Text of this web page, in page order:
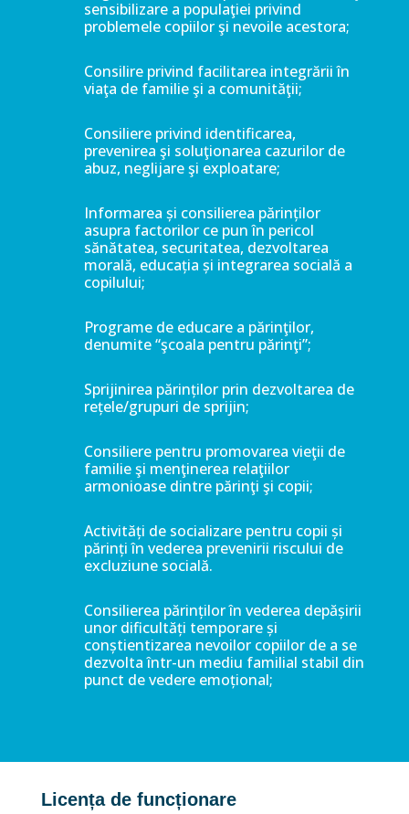
sensibilizare a populaţiei privind
problemele copiilor şi nevoile acestora;
Consilire privind facilitarea integrării în
viaţa de familie şi a comunităţii;
Consiliere privind identificarea,
prevenirea şi soluţionarea cazurilor de
abuz, neglijare şi exploatare;
Informarea și consilierea părinților
asupra factorilor ce pun în pericol
sănătatea, securitatea, dezvoltarea
morală, educația și integrarea socială a
copilului;
Programe de educare a părinţilor,
denumite “şcoala pentru părinţi”;
Sprijinirea părinților prin dezvoltarea de
rețele/grupuri de sprijin;
Consiliere pentru promovarea vieţii de
familie şi menţinerea relaţiilor
armonioase dintre părinţi şi copii;
Activități de socializare pentru copii și
părinți în vederea prevenirii riscului de
excluziune socială.
Consilierea părinților în vederea depășirii
unor dificultăți temporare și
conștientizarea nevoilor copiilor de a se
dezvolta într-un mediu familial stabil din
punct de vedere emoțional;
Licența de funcționare